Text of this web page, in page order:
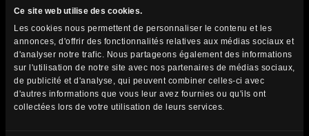
Ce site web utilise des cookies.
Les cookies nous permettent de personnaliser le contenu et les
annonces, d'offrir des fonctionnalités relatives aux médias sociaux et
d'analyser notre trafic. Nous partageons également des informations
sur l'utilisation de notre site avec nos partenaires de médias sociaux,
de publicité et d'analyse, qui peuvent combiner celles-ci avec
d'autres informations que vous leur avez fournies ou qu'ils ont
collectées lors de votre utilisation de leurs services.